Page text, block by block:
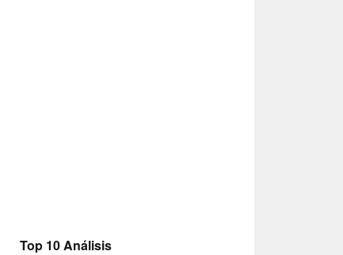
Top 10 Análisis